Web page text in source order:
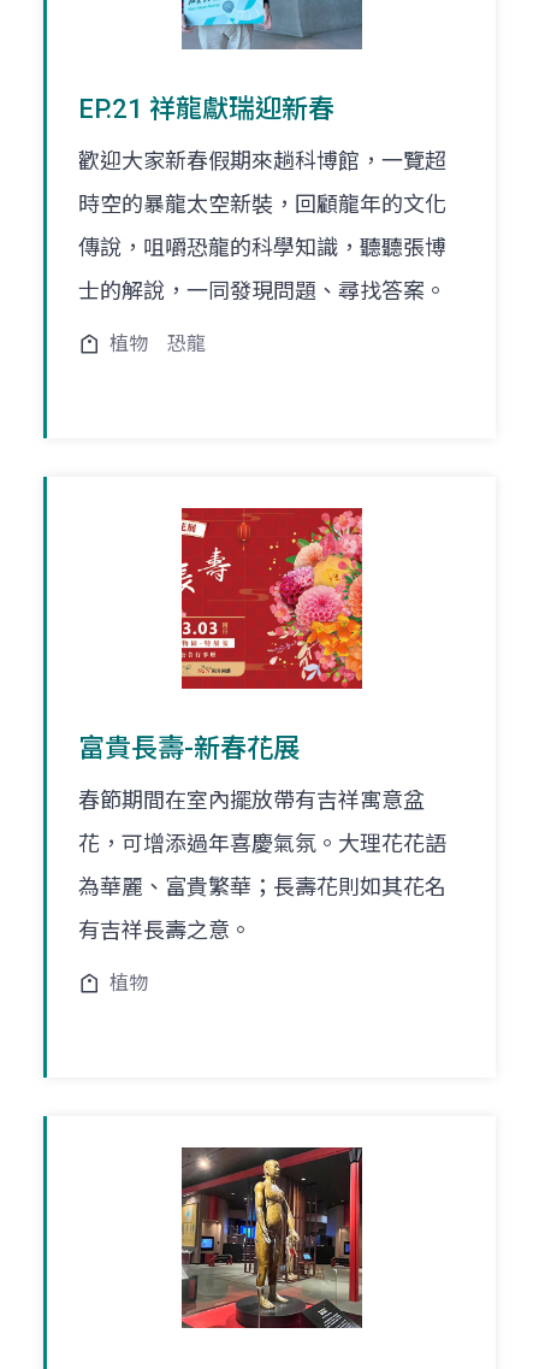
EP.21 祥龍獻瑞迎新春
歡迎大家新春假期來趟科博館，一覽超
時空的暴龍太空新裝，回顧龍年的文化
傳說，咀嚼恐龍的科學知識，聽聽張博
士的解說，一同發現問題、尋找答案。
植物 恐龍
富貴長壽-新春花展
春節期間在室內擺放帶有吉祥寓意盆
花，可增添過年喜慶氣氛。大理花花語
為華麗、富貴繁華；長壽花則如其花名
有吉祥長壽之意。
植物